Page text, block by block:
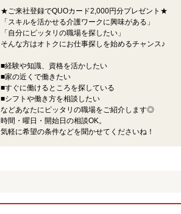
★ご来社登録でQUOカード2,000円分プレゼント★
「スキルを活かせる介護ワークに興味がある」
「自分にピッタリの職場を探したい」
そんな方はオトクにお仕事探しを始めるチャンス♪
■経験や知識、資格を活かしたい
■家の近くで働きたい
■すぐに働けるところを探している
■シフトや働き方を相談したい
などあなたにピッタリの職場をご紹介します◎
時間・曜日・開始日の相談OK。
気軽に希望の条件などを聞かせてくださいね！